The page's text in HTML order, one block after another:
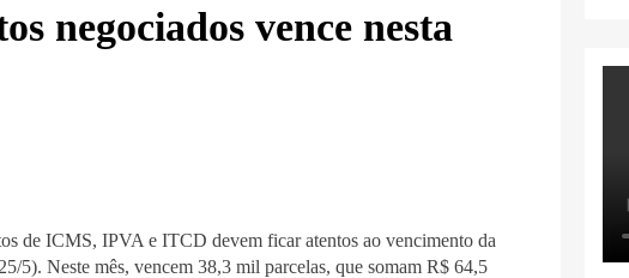
negociados vence nesta
de ICMS, IPVA e ITCD devem ficar atentos ao vencimento da
5). Neste mês, vencem 38,3 mil parcelas, que somam R$ 64,5